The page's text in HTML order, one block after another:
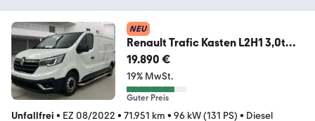
NEU
Renault Trafic Kasten L2H1 3,0t
Komfort
19.890 €
19% MwSt.
Guter Preis
Unfallfrei • EZ 08/2022 • 71.951 km • 96 kW (131 PS) • Diesel